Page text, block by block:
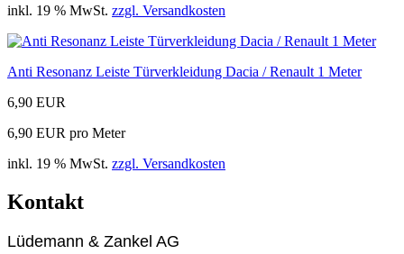
inkl. 19 % MwSt. zzgl. Versandkosten
Anti Resonanz Leiste Türverkleidung Dacia / Renault 1 Meter
6,90 EUR
6,90 EUR pro Meter
inkl. 19 % MwSt. zzgl. Versandkosten
Kontakt
Lüdemann & Zankel AG